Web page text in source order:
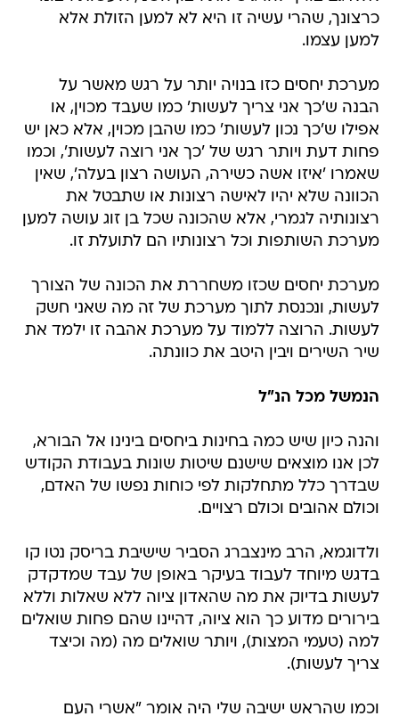
כרצונך, שהרי עשיה זו היא לא למען הזולת אלא
למען עצמו.
מערכת יחסים כזו בנויה יותר על רגש מאשר על
הבנה ש'כך אני צריך לעשות' כמו שעבד מכוין, או
אפילו ש'כך נכון לעשות' כמו שהבן מכוין, אלא כאן יש
פחות דעת ויותר רגש של 'כך אני רוצה לעשות', וכמו
שאמרו 'איזו אשה כשירה, העושה רצון בעלה', שאין
הכוונה שלא יהיו לאישה רצונות או שתבטל את
רצונותיה לגמרי, אלא שהכונה שכל בן זוג עושה למען
מערכת השותפות וכל רצונותיו הם לתועלת זו.
מערכת יחסים שכזו משחררת את הכונה של הצורך
לעשות, ונכנסת לתוך מערכת של זה מה שאני חשק
לעשות. הרוצה ללמוד על מערכת אהבה זו ילמד את
שיר השירים ויבין היטב את כוונתה.
הנמשל מכל הנ"ל
והנה כיון שיש כמה בחינות ביחסים בינינו אל הבורא,
לכן אנו מוצאים שישנם שיטות שונות בעבודת הקודש
שבדרך כלל מתחלקות לפי כוחות נפשו של האדם,
וכולם אהובים וכולם רצויים.
ולדוגמא, הרב מינצברג הסביר שישיבת בריסק נטו קו
בדגש מיוחד לעבוד בעיקר באופן של עבד שמדקדק
לעשות בדיוק את מה שהאדון ציוה ללא שאלות וללא
בירורים מדוע כך הוא ציוה, דהיינו שהם פחות שואלים
למה (טעמי המצות), ויותר שואלים מה (מה וכיצד
צריך לעשות).
וכמו שהראש ישיבה שלי היה אומר "אשרי העם